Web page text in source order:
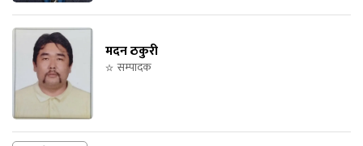
मदन ठकुरी
सम्पादक